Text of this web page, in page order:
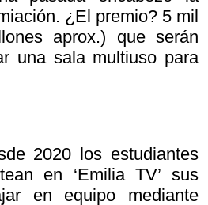
¿El premio? 5 mil
aprox.) que serán
una sala multiuso para
2020 los estudiantes
en ‘Emilia TV’ sus
en equipo mediante